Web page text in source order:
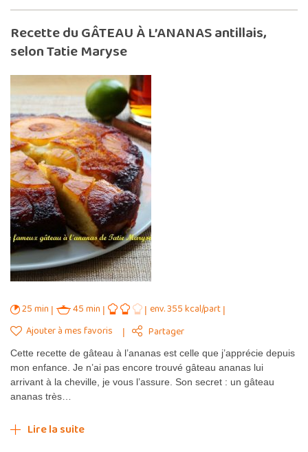
Recette du GÂTEAU À L’ANANAS antillais,
selon Tatie Maryse
25 min 45 min
env. 355 kcal/part
Ajouter à mes favoris
Partager
Cette recette de gâteau à l’ananas est celle que j’apprécie depuis
mon enfance. Je n’ai pas encore trouvé gâteau ananas lui
arrivant à la cheville, je vous l’assure. Son secret : un gâteau
ananas très…
Lire la suite